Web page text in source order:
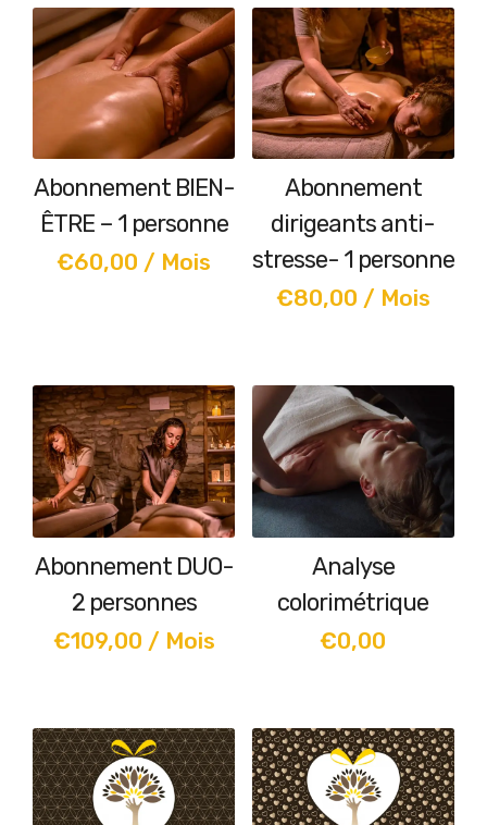
Abonnement BIEN-
ÊTRE – 1 personne
€60,00 / Mois
Abonnement
dirigeants anti-
stresse- 1 personne
€80,00 / Mois
Abonnement DUO-
2 personnes
€109,00 / Mois
Analyse
colorimétrique
€0,00